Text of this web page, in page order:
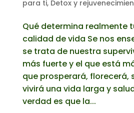
para ti, Detox y
Qué determina realmente
calidad de vida Se nos
se trata de nuestra
más fuerte y el que está
que prosperará, florecerá,
vivirá una vida larga y
verdad es que la...